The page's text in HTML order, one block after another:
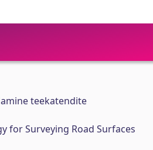
teekatendite
for Surveying Road Surfaces